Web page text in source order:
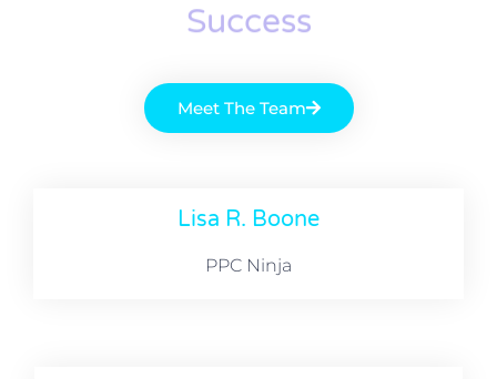
Lisa R. Boone
PPC Ninja
Success
Meet The Team